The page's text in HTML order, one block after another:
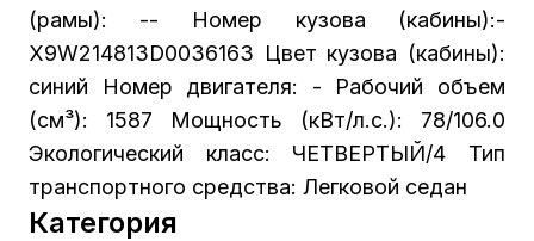
(рамы): -- Номер кузова (кабины):-
X9W214813D0036163 Цвет кузова (кабины):
синий Номер двигателя: - Рабочий объем
(см³): 1587 Мощность (кВт/л.с.): 78/106.0
Экологический класс: ЧЕТВЕРТЫЙ/4 Тип
транспортного средства: Легковой седан
Категория